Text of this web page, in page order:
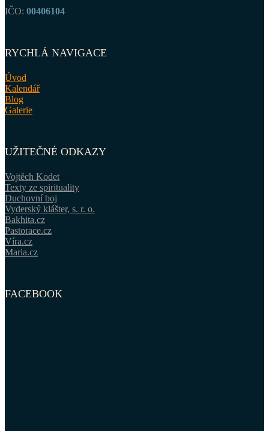
IČO: 00406104
RYCHLÁ NAVIGACE
Úvod
Kalendář
Blog
Galerie
UŽITEČNÉ ODKAZY
Vojtěch Kodet
Texty ze spirituality
Duchovní boj
Vyderský klášter, s. r. o.
Bakhita.cz
Pastorace.cz
Víra.cz
Maria.cz
FACEBOOK